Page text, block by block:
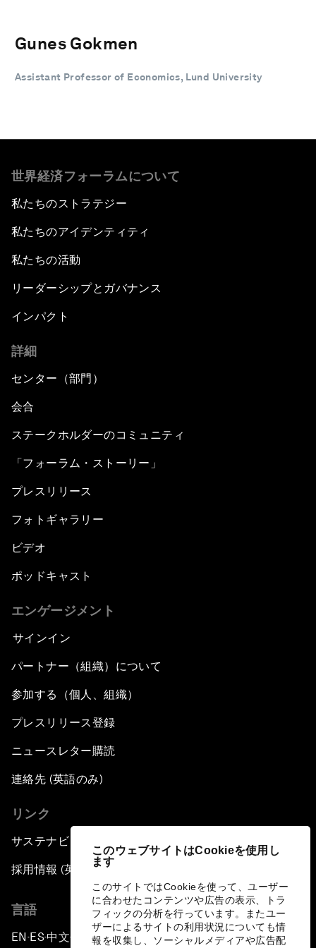
このウェブサイトはCookieを使用し
ます
このサイトではCookieを使って、ユーザー
に合わせたコンテンツや広告の表示、トラ
フィックの分析を行っています。またユー
ザーによるサイトの利用状況についても情
報を収集し、ソーシャルメディアや広告配
Gunes Gokmen
Assistant Professor of Economics, Lund University
世界経済フォーラムについて
私たちのストラテジー
私たちのアイデンティティ
私たちの活動
リーダーシップとガバナンス
インパクト
詳細
センター（部門）
会合
ステークホルダーのコミュニティ
「フォーラム・ストーリー」
プレスリリース
フォトギャラリー
ビデオ
ポッドキャスト
エンゲージメント
サインイン
パートナー（組織）について
参加する（個人、組織）
プレスリリース登録
ニュースレター購読
連絡先 (英語のみ)
リンク
サステナビリティへの取り組み
採用情報 (英語のみ)
言語
EN ▪ES▪中文▪ 日本語